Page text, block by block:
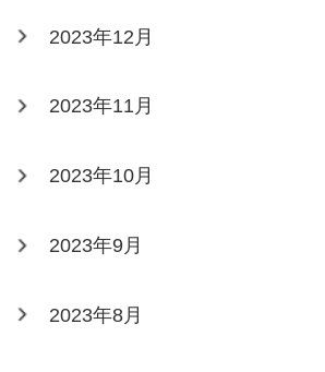
2023年12月
2023年11月
2023年10月
2023年9月
2023年8月